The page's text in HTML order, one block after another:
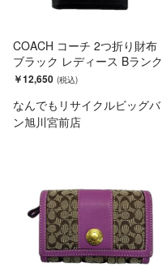
COACH コーチ 2つ折り財布
ブラック レディース Bランク
￥12,650
なんでもリサイクルビッグバ
ン旭川宮前店